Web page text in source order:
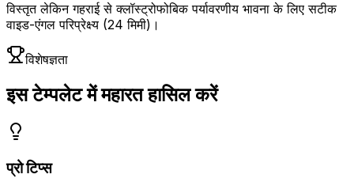
विस्तृत लेकिन गहराई से क्लॉस्ट्रोफोबिक पर्यावरणीय भावना के लिए सटीक
वाइड-एंगल परिप्रेक्ष्य (24 मिमी)।
विशेषज्ञता
इस टेम्पलेट में महारत हासिल करें
प्रो टिप्स